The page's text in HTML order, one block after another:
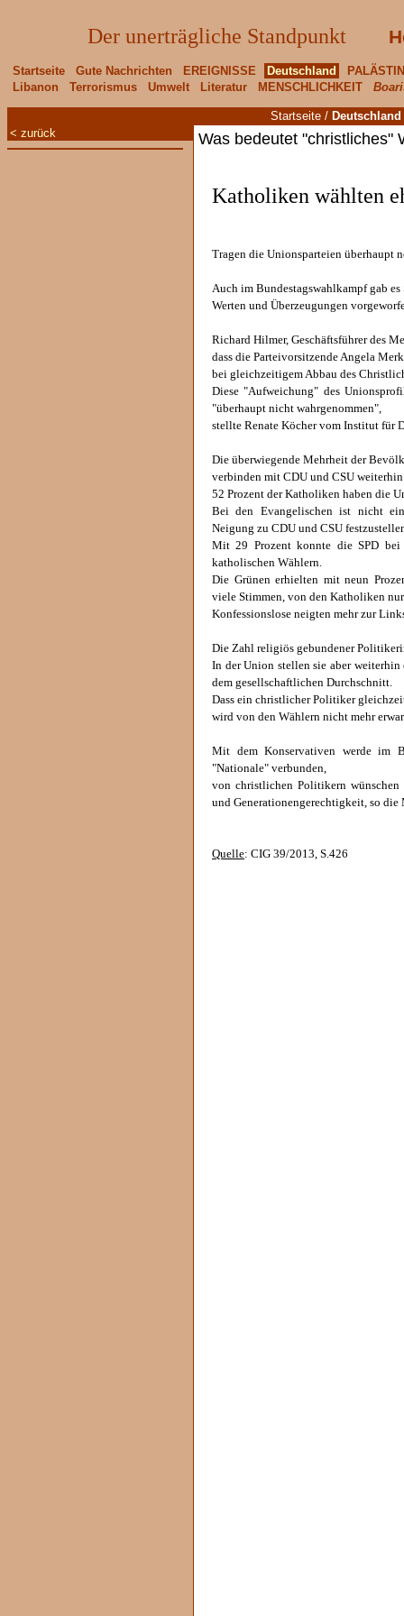
Der unerträgliche Standpunkt
Startseite Gute Nachrichten EREIGNISSE Deutschland
Libanon
Terrorismus Umwelt Literatur MENSCHLICHKEIT
Startseite / Deutschland
< zurück
Was bedeutet "christliches"
Katholiken wählten
Tragen die Unionsparteien überhaupt
Auch im Bundestagswahlkampf gab
Werten und Überzeugungen
Richard Hilmer, Geschäftsführer des
dass die Parteivorsitzende Angela
bei gleichzeitigem Abbau des
Diese "Aufweichung" des
"überhaupt nicht wahrgenommen",
stellte Renate Köcher vom Institut für
Die überwiegende Mehrheit der
verbinden mit CDU und CSU
52 Prozent der Katholiken haben die
Bei den Evangelischen ist nicht
Neigung zu CDU und CSU
Mit 29 Prozent konnte die SPD bei
katholischen Wählern.
Die Grünen erhielten mit neun
viele Stimmen, von den Katholiken
Konfessionslose neigten mehr zur
Die Zahl religiös gebundener
In der Union stellen sie aber
dem gesellschaftlichen Durchschnitt.
Dass ein christlicher Politiker
wird von den Wählern nicht mehr
Mit dem Konservativen werde im
"Nationale" verbunden,
von christlichen Politikern wünschen
und Generationengerechtigkeit, so die
Quelle: CIG 39/2013, S.426